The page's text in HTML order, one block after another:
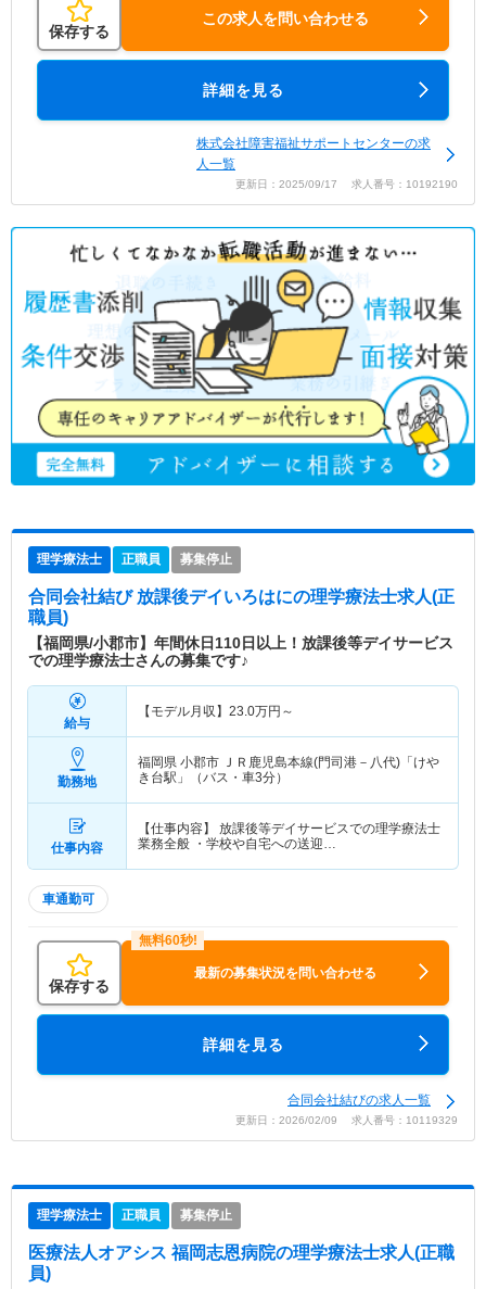
保存する
この求人を問い合わせる
詳細を見る
株式会社障害福祉サポートセンターの求
人一覧
更新日：2025/09/17 求人番号：10192190
理学療法士 正職員 募集停止
合同会社結び 放課後デイいろはにの理学療法士求人(正
職員)
【福岡県/小郡市】年間休日110日以上！放課後等デイサービス
での理学療法士さんの募集です♪
給与
【モデル月収】 23.0万円～
勤務地
福岡県 小郡市 ＪＲ鹿児島本線(門司港－八代)「けや
き台駅」（バス・車3分）
仕事内容
【仕事内容】 放課後等デイサービスでの理学療法士
業務全般 ・学校や自宅への送迎…
車通勤可
保存する
最新の募集状況を問い合わせる
詳細を見る
合同会社結びの求人一覧
更新日：2026/02/09 求人番号：10119329
理学療法士 正職員 募集停止
医療法人オアシス 福岡志恩病院の理学療法士求人(正職
員)